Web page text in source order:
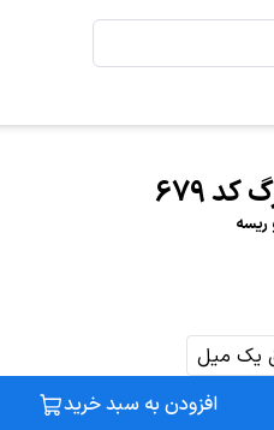
679
ریسه
یک میل
افزودن به سبد خرید